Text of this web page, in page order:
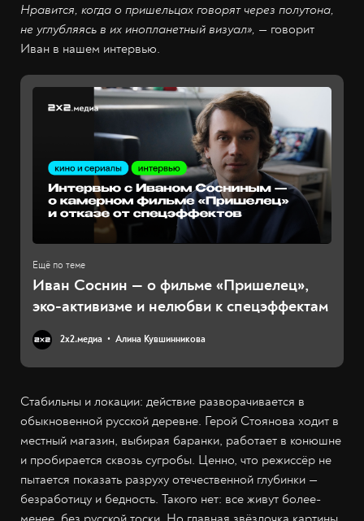
Нравится, когда о пришельцах говорят через полутона,
не углубляясь в их инопланетный визуал», — говорит
Иван в нашем интервью.
Иван Соснин — о фильме «Пришелец»,
эко-активизме и нелюбви к спецэффектам
2х2.медиа Алина Кувшинникова
Стабильны и локации: действие разворачивается в
обыкновенной русской деревне. Герой Стоянова ходит в
местный магазин, выбирая баранки, работает в конюшне
и пробирается сквозь сугробы. Ценно, что режиссёр не
пытается показать разруху отечественной глубинки —
безработицу и бедность. Такого нет: все живут более-